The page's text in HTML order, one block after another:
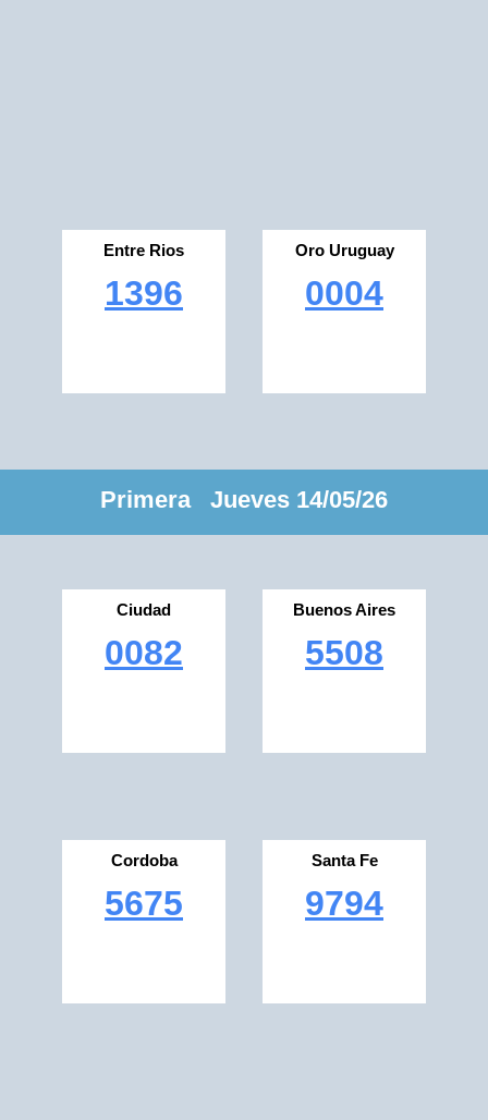
Entre Rios
1396
Oro Uruguay
0004
Primera Jueves 14/05/26
Ciudad
0082
Buenos Aires
5508
Cordoba
5675
Santa Fe
9794